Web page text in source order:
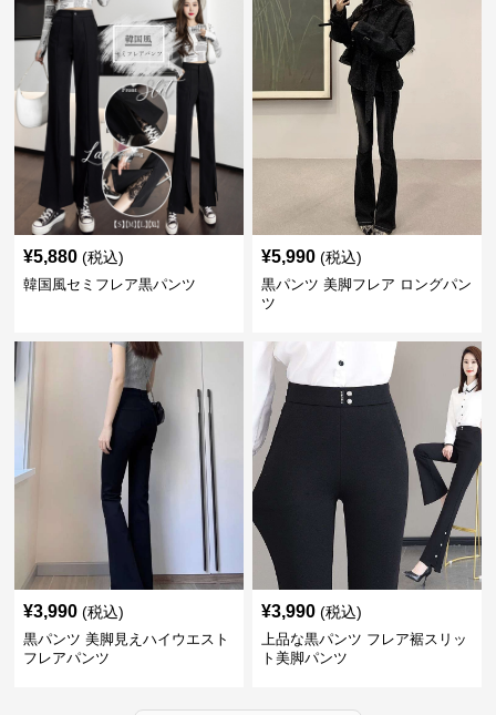
¥5,880 (税込)
韓国風セミフレア黒パンツ
¥5,990 (税込)
黒パンツ 美脚フレア ロングパン
ツ
¥3,990 (税込)
黒パンツ 美脚見えハイウエスト
フレアパンツ
¥3,990 (税込)
上品な黒パンツ フレア裾スリッ
ト美脚パンツ